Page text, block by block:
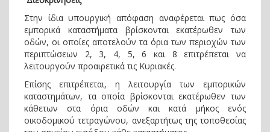
Στην ίδια υπουργική απόφαση αναφέρεται πως όσα
εμπορικά καταστήματα βρίσκονται εκατέρωθεν των
οδών, οι οποίες αποτελούν τα όρια των περιοχών των
περιπτώσεων 2, 3, 4, 5, 6 και 8 επιτρέπεται να
λειτουργούν προαιρετικά τις Κυριακές.
Επίσης επιτρέπεται, η λειτουργία των εμπορικών
καταστημάτων, τα οποία βρίσκονται εκατέρωθεν των
κάθετων στα όρια οδών και κατά μήκος ενός
οικοδομικού τετραγώνου, ανεξαρτήτως της τοποθεσίας